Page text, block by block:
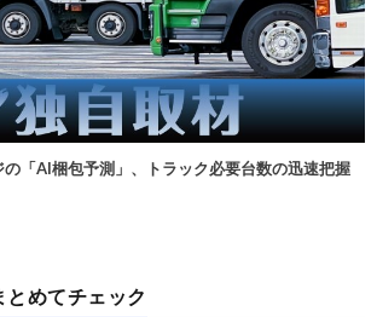
の「AI梱包予測」、トラック必要台数の迅速把握
とめてチェック